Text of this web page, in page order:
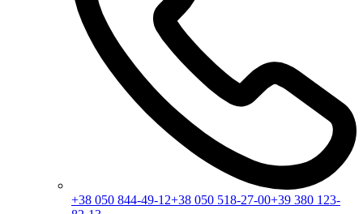
+38 050 844-49-12+38 050 518-27-00+39 380 123-